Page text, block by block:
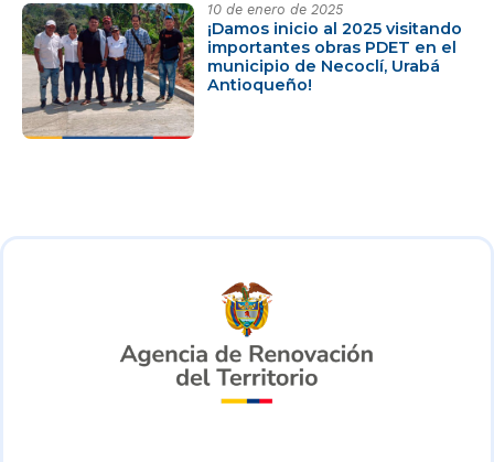
10 de enero de 2025
¡Damos inicio al 2025 visitando
importantes obras PDET en el
municipio de Necoclí, Urabá
Antioqueño!